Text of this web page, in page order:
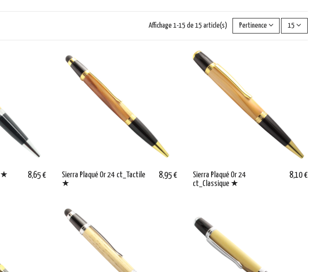
Affichage 1-15 de 15 article(s) Pertinence 15
★ 8,65 €
Sierra Plaqué Or 24 ct_Tactile
★
8,95 €
Sierra Plaqué Or 24
ct_Classique ★
8,10 €